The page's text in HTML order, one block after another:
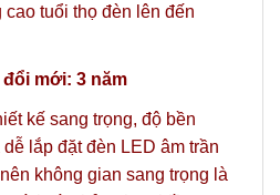
tuổi thọ đèn lên đến
mới: 3 năm
kế sang trọng, độ bền
lắp đặt đèn LED âm trần
không gian sang trọng là